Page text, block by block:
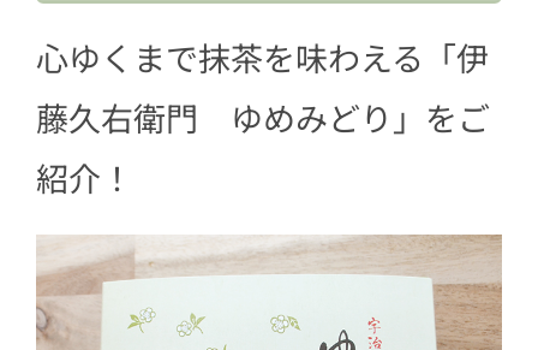
心ゆくまで抹茶を味わえる「伊
藤久右衛門 ゆめみどり」をご
紹介！